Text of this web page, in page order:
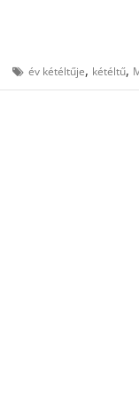
év kétéltűje, kétéltű,